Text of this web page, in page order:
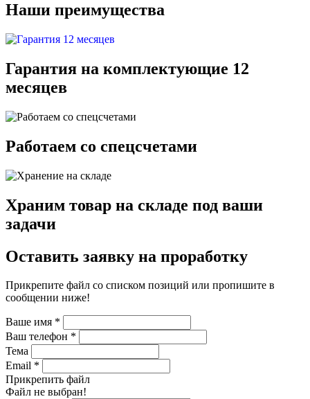
Наши преимущества
Гарантия на комплектующие 12
месяцев
Работаем со спецсчетами
Храним товар на складе под ваши
задачи
Оставить заявку на проработку
Прикрепите файл со списком позиций или пропишите в
сообщении ниже!
Ваше имя *
Ваш телефон *
Тема
Email *
Прикрепить файл
Файл не выбран!